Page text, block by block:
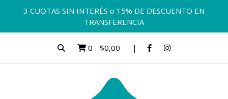
3 CUOTAS SIN INTERÉS o 15% DE DESCUENTO EN
TRANSFERENCIA
0 - $0,00